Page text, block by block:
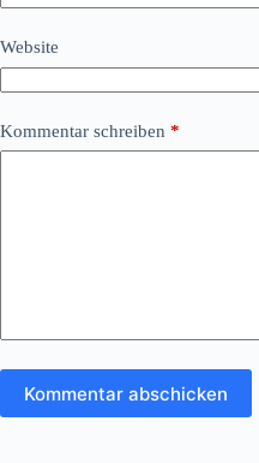
Website
Kommentar schreiben *
Kommentar abschicken